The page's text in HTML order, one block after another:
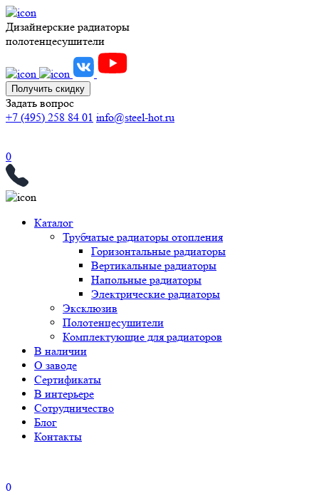
Дизайнерские радиаторы
полотенцесушители
Получить скидку
Задать вопрос
+7 (495) 258 84 01 info@steel-hot.ru
0
Каталог
Трубчатые радиаторы отопления
Горизонтальные радиаторы
Вертикальные радиаторы
Напольные радиаторы
Электрические радиаторы
Эксклюзив
Полотенцесушители
Комплектующие для радиаторов
В наличии
О заводе
Сертификаты
В интерьере
Сотрудничество
Блог
Контакты
0